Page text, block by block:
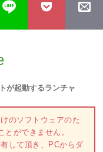
が起動するランチャ
のソフトウェアのた
ができません。
して頂き、PCからダ